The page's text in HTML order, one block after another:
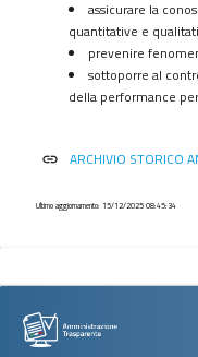
contratti
contributi
vantaggi
immobili
e
assicurare la
quantitative e
prevenire
sottoporre al
della performance
link ARCHIVIO STORICO
Ultimo aggiornamento: 15/12/2025 08:45:34